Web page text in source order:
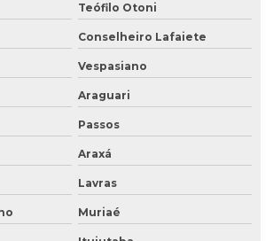
do solo
permeabilidade do solo
de solos
em sondagens de solo
em consultoria ambiental
de água
Teófilo Otoni
Conselheiro Lafaiete
Vespasiano
Araguari
Passos
Araxá
Lavras
Muriaé